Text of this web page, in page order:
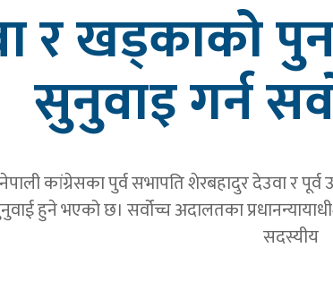
र खड्काको
सुनुवाइ गर्न
कांग्रेसका पुर्व सभापति शेरबहादुर देउवा र
हुने भएको छ। सर्वोच्च अदालतका
सदस्यीय